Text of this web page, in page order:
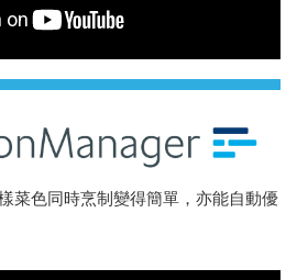
菜色同時烹制變得簡單，亦能自動優